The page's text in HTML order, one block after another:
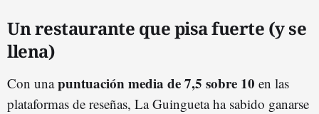
Un restaurante que pisa fuerte (y se
llena)
Con unapuntuación media de 7,5 sobre 10 en las
plataformas de reseñas, La Guingueta ha sabido ganarse